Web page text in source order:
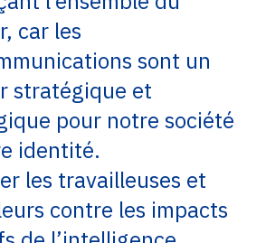
car les
sont un
stratégique et
pour notre société
identité.
les travailleuses et
contre les impacts